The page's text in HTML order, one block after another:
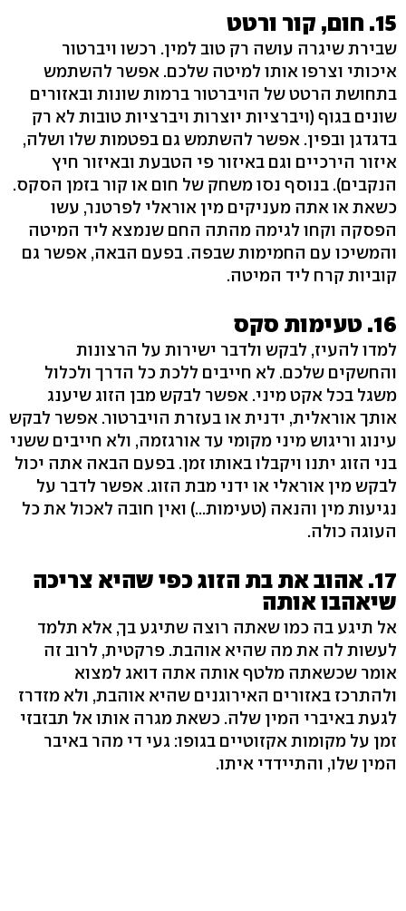
15. חום, קור ורטט
שבירת שיגרה עושה רק טוב למין. רכשו ויברטור
איכותי וצרפו אותו למיטה שלכם. אפשר להשתמש
בתחושת הרטט של הויברטור ברמות שונות ובאזורים
שונים בגוף (ויברציות יוצרות ויברציות טובות לא רק
בדגדגן ובפין. אפשר להשתמש גם בפטמות שלו ושלה,
איזור הירכיים וגם באיזור פי הטבעת ובאיזור חיץ
הנקבים). בנוסף נסו משחק של חום או קור בזמן הסקס.
כשאת או אתה מעניקים מין אוראלי לפרטנר, עשו
הפסקה וקחו לגימה מהתה החם שנמצא ליד המיטה
והמשיכו עם החמימות שבפה. בפעם הבאה, אפשר גם
קוביות קרח ליד המיטה.
16. טעימות סקס
למדו להעיז, לבקש ולדבר ישירות על הרצונות
והחשקים שלכם. לא חייבים ללכת כל הדרך ולכלול
משגל בכל אקט מיני. אפשר לבקש מבן הזוג שיענג
אותך אוראלית, ידנית או בעזרת הויברטור. אפשר לבקש
עינוג וריגוש מיני מקומי עד אורגזמה, ולא חייבים ששני
בני הזוג יתנו ויקבלו באותו זמן. בפעם הבאה אתה יכול
לבקש מין אוראלי או ידני מבת הזוג. אפשר לדבר על
נגיעות מין והנאה (טעימות...) ואין חובה לאכול את כל
העוגה כולה.
17. אהוב את בת הזוג כפי שהיא צריכה
שיאהבו אותה
אל תיגע בה כמו שאתה רוצה שתיגע בך, אלא תלמד
לעשות לה את מה שהיא אוהבת. פרקטית, לרוב זה
אומר שכשאתה מלטף אותה אתה דואג למצוא
ולהתרכז באזורים האירוגנים שהיא אוהבת, ולא מזדרז
לגעת באיברי המין שלה. כשאת מגרה אותו אל תבזבזי
זמן על מקומות אקזוטיים בגופו: געי די מהר באיבר
המין שלו, והתיידדי איתו.